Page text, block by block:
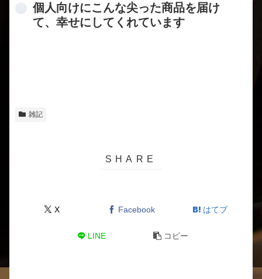
個人向けにこんな尖った商品を届け
て、幸せにしてくれています
雑記
X Facebook はてブ
LINE コピー